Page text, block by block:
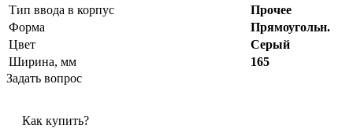
Тип ввода в корпус
Прочее
Форма
Прямоугольн.
Цвет
Серый
Ширина, мм
165
Задать вопрос
Как купить?